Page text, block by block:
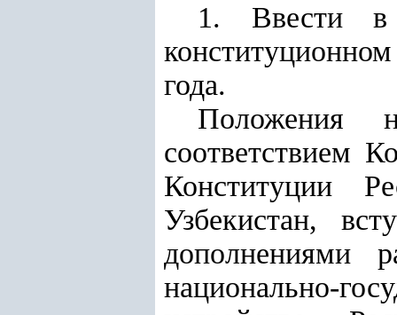
1. Ввести
года.
Положения
соответствием
Конституции
Узбекистан,
дополнениями
национально-